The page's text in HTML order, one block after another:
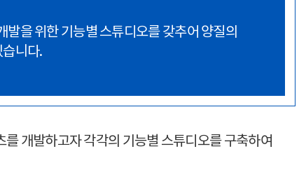
발을 위한 기능별 스튜디오를 갖추어 양질의
니다.
개발하고자 각각의 기능별 스튜디오를 구축하여